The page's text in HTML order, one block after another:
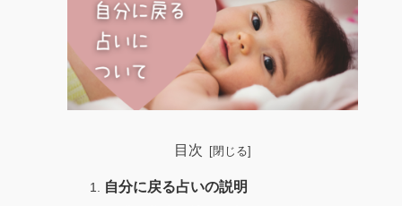
目次
自分に戻る占いの説明